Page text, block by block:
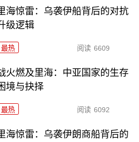
海惊雷：乌袭伊船背后的对抗
级逻辑
最热 阅读 6609
火燃及里海：中亚国家的生存
境与抉择
最热 阅读 6092
海惊雷：乌袭伊朗商船背后的